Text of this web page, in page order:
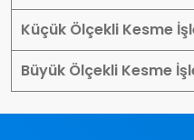
Küçük Ölçekli Kesme
Büyük Ölçekli Kesme